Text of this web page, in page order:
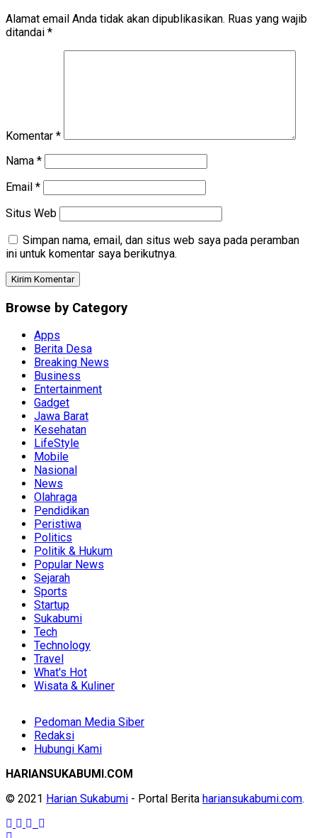
Alamat email Anda tidak akan dipublikasikan. Ruas yang wajib
ditandai *
Komentar *
Nama *
Email *
Situs Web
Simpan nama, email, dan situs web saya pada peramban
ini untuk komentar saya berikutnya.
Browse by Category
Apps
Berita Desa
Breaking News
Business
Entertainment
Gadget
Jawa Barat
Kesehatan
LifeStyle
Mobile
Nasional
News
Olahraga
Pendidikan
Peristiwa
Politics
Politik & Hukum
Popular News
Sejarah
Sports
Startup
Sukabumi
Tech
Technology
Travel
What's Hot
Wisata & Kuliner
Pedoman Media Siber
Redaksi
Hubungi Kami
HARIANSUKABUMI.COM
© 2021 Harian Sukabumi - Portal Berita hariansukabumi.com.